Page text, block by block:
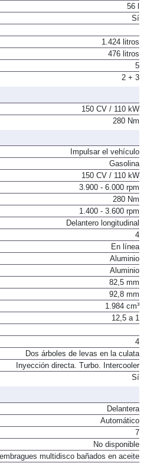
56 l
Sí
1.424 litros
476 litros
5
2 + 3
150 CV / 110 kW
280 Nm
Impulsar el vehículo
Gasolina
150 CV / 110 kW
3.900 - 6.000 rpm
280 Nm
1.400 - 3.600 rpm
Delantero longitudinal
4
En línea
Aluminio
Aluminio
82,5 mm
92,8 mm
1.984 cm³
12,5 a 1
4
Dos árboles de levas en la culata
Inyección directa. Turbo. Intercooler
Sí
Delantera
Automático
7
No disponible
multidisco bañados en aceite